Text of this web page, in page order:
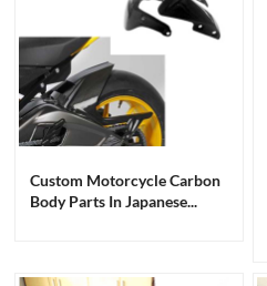
Custom Motorcycle Carbon
Body Parts In Japanese...